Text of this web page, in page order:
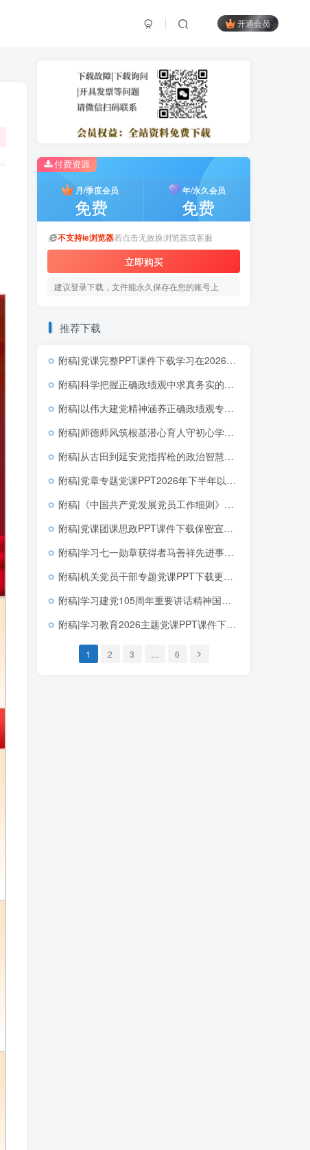
开通会员
付费资源
月/季度会员
免费
年/永久会员
免费
不支持ie浏览器若点击无效换浏览器或客服
立即购买
建议登录下载，文件能永久保存在您的账号上
推荐下载
附稿|党课完整PPT课件下载学习在2026年世界人工智能大会上的主旨讲话精神思政课课件
附稿|科学把握正确政绩观中求真务实的实践指向学习教育简约大气机关思政PPT素材下载
附稿|以伟大建党精神涵养正确政绩观专题党课PPT课件完整版可下载
附稿|师德师风筑根基潜心育人守初心学校教师师德师风建设专题培训PPT课件
附稿|从古田到延安党指挥枪的政治智慧建军节机关单位党课专用PPT课件下载
附稿|党章专题党课PPT2026年下半年以党章为镜筑牢信仰之基践行使命担当
附稿|《中国共产党发展党员工作细则》解读2026年支部微党课ppt模板
附稿|党课团课思政PPT课件下载保密宣传教育带讲稿
附稿|学习七一勋章获得者马善祥先进事迹社区书记讲党课PPT课件
附稿|机关党员干部专题党课PPT下载更加清醒坚定地推进反腐败斗争
附稿|学习建党105周年重要讲话精神国企党支部党课PPT课件下载
附稿|学习教育2026主题党课PPT课件下载以正确政绩观抓好抓实党的建设
1 2 3 6